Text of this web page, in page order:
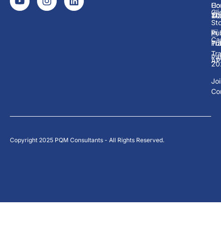
🆕
Copyright 2025 PQM Consultants - All Rights Reserved.